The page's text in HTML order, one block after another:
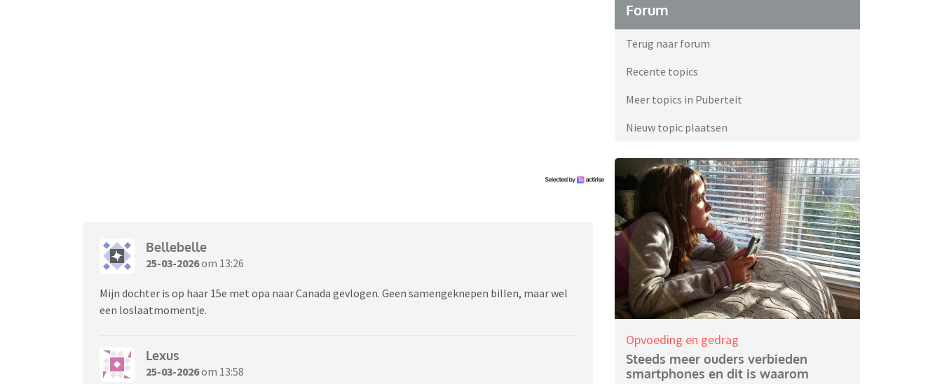
Bellebelle
25-03-2026om 13:26
Mijn dochter is op haar 15e met opa naar Canada gevlogen. Geen samengeknepen billen, maar wel
een loslaatmomentje.
Lexus
25-03-2026om 13:58
Forum
Terug naar forum
Recente topics
Meer topics in Puberteit
Nieuw topic plaatsen
Opvoeding en gedrag
Steeds meer ouders verbieden
smartphones en dit is waarom